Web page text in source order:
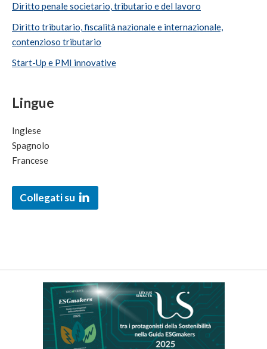
Diritto penale societario, tributario e del lavoro
Diritto tributario, fiscalità nazionale e internazionale,
contenzioso tributario
Start-Up e PMI innovative
Lingue
Inglese
Spagnolo
Francese
Collegati su